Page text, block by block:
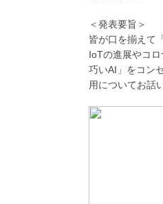
＜発表要旨＞
皆が口を揃えて
IoTの進展やコ
巧いAI」をコン
用についてお話